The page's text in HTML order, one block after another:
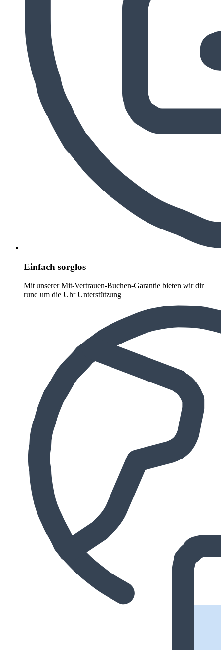
Einfach sorglos
Mit unserer Mit-Vertrauen-Buchen-Garantie bieten wir dir
rund um die Uhr Unterstützung